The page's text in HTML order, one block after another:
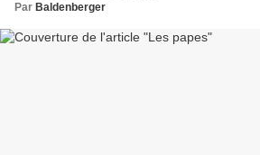
Par Baldenberger